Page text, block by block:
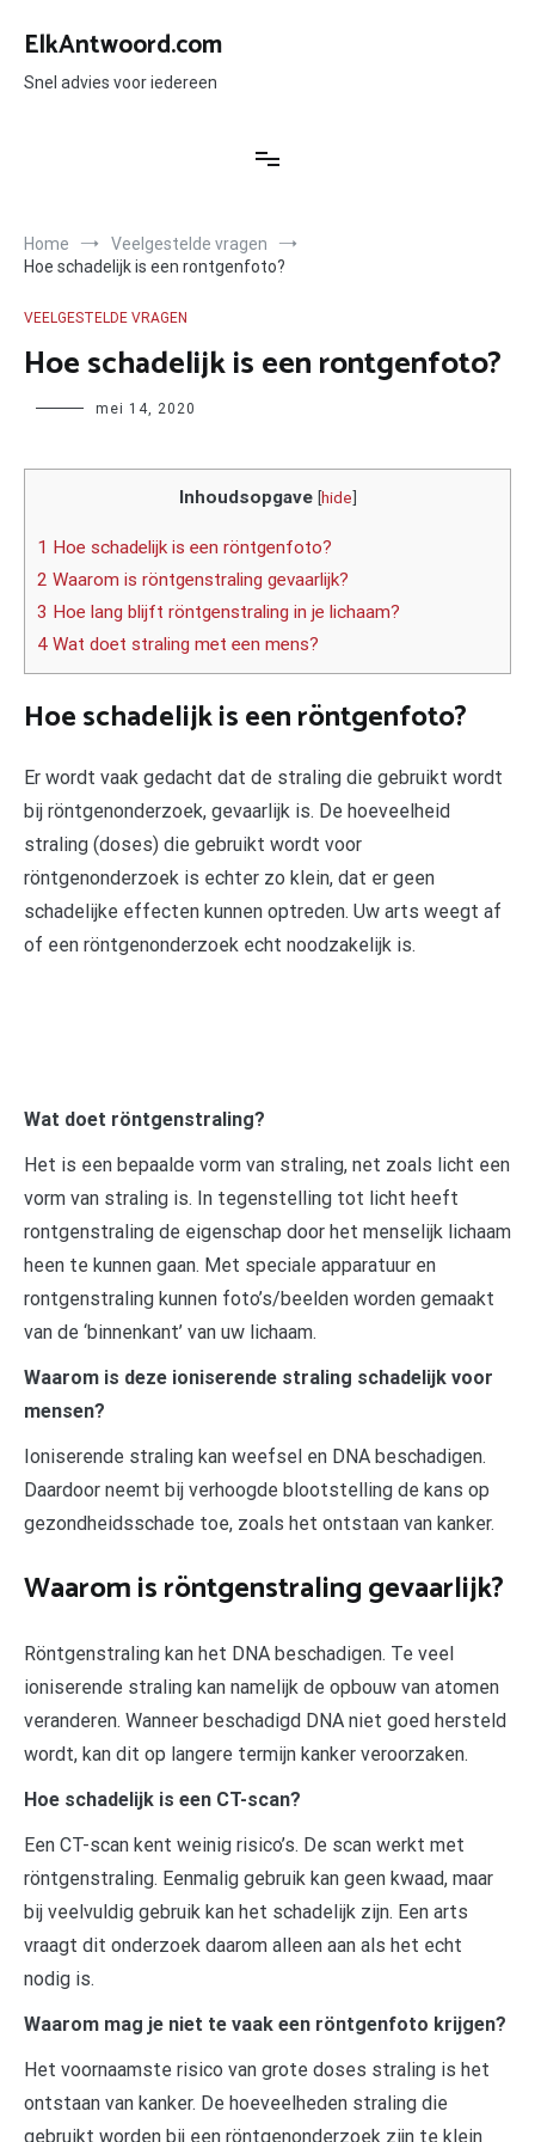
naar
inhoud
ElkAntwoord.com
Snel advies voor iedereen
Home
Veelgestelde vragen
Hoe schadelijk is een rontgenfoto?
VEELGESTELDE VRAGEN
Hoe schadelijk is een rontgenfoto?
Author mei 14, 2020
Inhoudsopgave [hide]
1 Hoe schadelijk is een röntgenfoto?
2 Waarom is röntgenstraling gevaarlijk?
3 Hoe lang blijft röntgenstraling in je lichaam?
4 Wat doet straling met een mens?
Hoe schadelijk is een röntgenfoto?
Er wordt vaak gedacht dat de straling die gebruikt wordt
bij röntgenonderzoek, gevaarlijk is. De hoeveelheid
straling (doses) die gebruikt wordt voor
röntgenonderzoek is echter zo klein, dat er geen
schadelijke effecten kunnen optreden. Uw arts weegt af
of een röntgenonderzoek echt noodzakelijk is.
Wat doet röntgenstraling?
Het is een bepaalde vorm van straling, net zoals licht een
vorm van straling is. In tegenstelling tot licht heeft
rontgenstraling de eigenschap door het menselijk lichaam
heen te kunnen gaan. Met speciale apparatuur en
rontgenstraling kunnen foto’s/beelden worden gemaakt
van de ‘binnenkant’ van uw lichaam.
Waarom is deze ioniserende straling schadelijk voor
mensen?
Ioniserende straling kan weefsel en DNA beschadigen.
Daardoor neemt bij verhoogde blootstelling de kans op
gezondheidsschade toe, zoals het ontstaan van kanker.
Waarom is röntgenstraling gevaarlijk?
Röntgenstraling kan het DNA beschadigen. Te veel
ioniserende straling kan namelijk de opbouw van atomen
veranderen. Wanneer beschadigd DNA niet goed hersteld
wordt, kan dit op langere termijn kanker veroorzaken.
Hoe schadelijk is een CT-scan?
Een CT-scan kent weinig risico’s. De scan werkt met
röntgenstraling. Eenmalig gebruik kan geen kwaad, maar
bij veelvuldig gebruik kan het schadelijk zijn. Een arts
vraagt dit onderzoek daarom alleen aan als het echt
nodig is.
Waarom mag je niet te vaak een röntgenfoto krijgen?
Het voornaamste risico van grote doses straling is het
ontstaan van kanker. De hoeveelheden straling die
gebruikt worden bij een röntgenonderzoek zijn te klein